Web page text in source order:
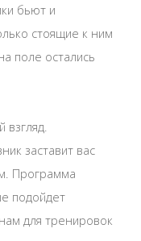
бьют и
стоящие к ним
поле остались
взгляд.
заставит вас
Программа
подойдет
для тренировок